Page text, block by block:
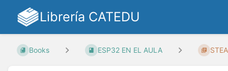
Librería CATEDU
Books ESP32 EN EL AULA